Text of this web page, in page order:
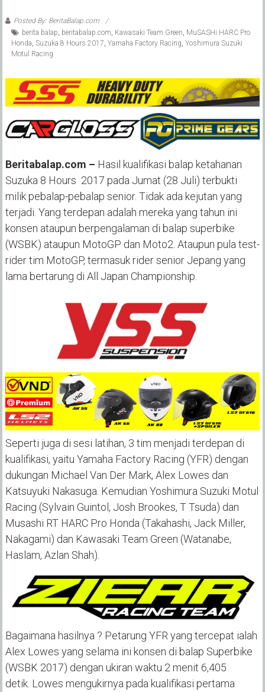
Posted By: BeritaBalap.com
berita balap, beritabalap.com, Kawasaki Team Green, MuSASHi HARC Pro
Honda, Suzuka 8 Hours 2017, Yamaha Factory Racing, Yoshimura Suzuki
Motul Racing
Beritabalap.com – Hasil kualifikasi balap ketahanan
Suzuka 8 Hours 2017 pada Jumat (28 Juli) terbukti
milik pebalap-pebalap senior. Tidak ada kejutan yang
terjadi. Yang terdepan adalah mereka yang tahun ini
konsen ataupun berpengalaman di balap superbike
(WSBK) ataupun MotoGP dan Moto2. Ataupun pula test-
rider tim MotoGP, termasuk rider senior Jepang yang
lama bertarung di All Japan Championship.
Seperti juga di sesi latihan, 3 tim menjadi terdepan di
kualifikasi, yaitu Yamaha Factory Racing (YFR) dengan
dukungan Michael Van Der Mark, Alex Lowes dan
Katsuyuki Nakasuga. Kemudian Yoshimura Suzuki Motul
Racing (Sylvain Guintol, Josh Brookes, T Tsuda) dan
Musashi RT HARC Pro Honda (Takahashi, Jack Miller,
Nakagami) dan Kawasaki Team Green (Watanabe,
Haslam, Azlan Shah).
Bagaimana hasilnya ? Petarung YFR yang tercepat ialah
Alex Lowes yang selama ini konsen di balap Superbike
(WSBK 2017) dengan ukiran waktu 2 menit 6,405
detik. Lowes mengukirnya pada kualifikasi pertama